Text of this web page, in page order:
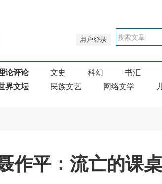
用户登录
论评论 文史 科幻 书汇
界文坛
民族文艺 网络文学
作平：流亡的课